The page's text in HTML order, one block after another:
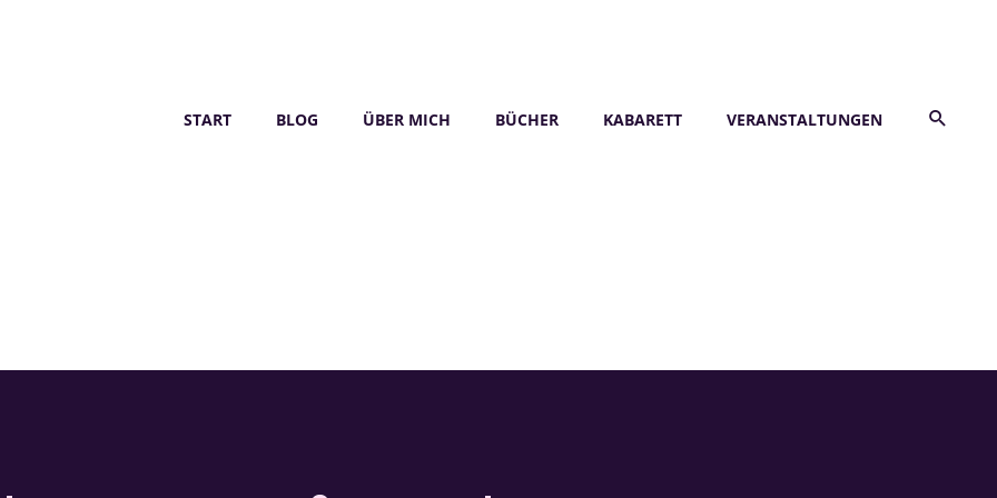
START BLOG ÜBER MICH BÜCHER KABARETT VERANSTALTUNGEN